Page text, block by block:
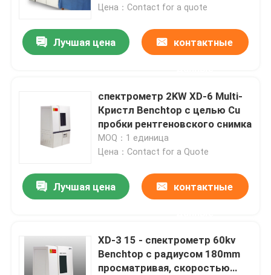
Кристл
Цена：Contact for a quote
Лучшая цена контактные
спектрометр 2KW XD-6 Multi-
Кристл Benchtop с целью Cu
пробки рентгеновского снимка
MOQ：1 единица
Цена：Contact for a Quote
Лучшая цена контактные
XD-3 15 - спектрометр 60kv
Benchtop с радиусом 180mm
просматривая, скоростью